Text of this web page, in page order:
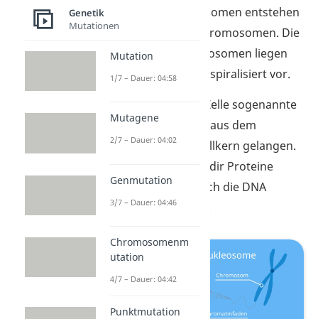
Chromatid-Chromosomen entstehen
nun 2-Chromatid-Chromosomen. Die
2-Chromatid-Chromosomen liegen
hier immer noch entspiralisiert vor.
Daneben bildet die Zelle sogenannte
Histon-Proteine, die aus dem
Zellplasma in den Zellkern gelangen.
Darunter kannst du dir Proteine
vorstellen, um die sich die DNA
später wickeln kann.
Genetik
Mutationen
Mutation
1/7 – Dauer: 04:58
Mutagene
2/7 – Dauer: 04:02
Genmutation
3/7 – Dauer: 04:46
Chromosomenm
utation
4/7 – Dauer: 04:42
Punktmutation